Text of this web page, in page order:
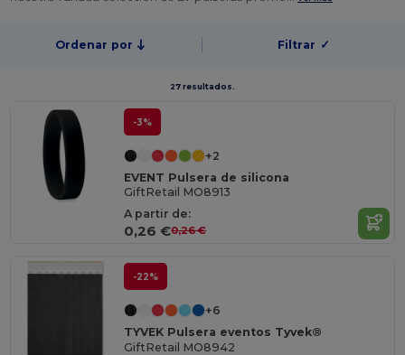
Ordenar por Filtrar ✓
27 resultados.
-3%
+2
EVENT Pulsera de silicona
GiftRetail MO8913
A partir de:
0,26 €0,26 €
-22%
+6
TYVEK Pulsera eventos Tyvek®
GiftRetail MO8942